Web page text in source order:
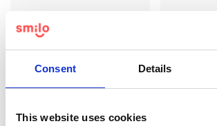
Consent Details
This website uses cookies
759kr809 kr